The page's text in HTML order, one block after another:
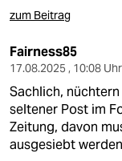
zum Beitrag
Fairness85
17.08.2025 , 10:08 Uhr
Sachlich,
seltener Post im
Zeitung, davon
ausgesiebt